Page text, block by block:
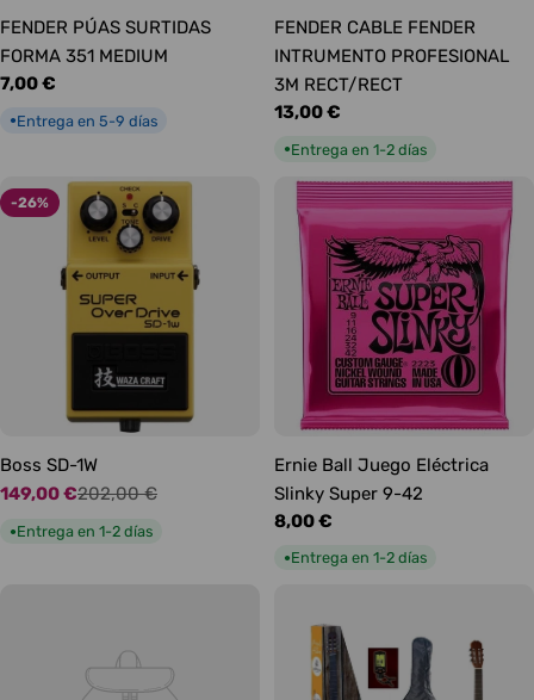
FENDER PÚAS SURTIDAS
FORMA 351 MEDIUM
Precio
7,00 €
●Entrega en 5-9 días
FENDER CABLE FENDER
INTRUMENTO PROFESIONAL
3M RECT/RECT
Precio
13,00 €
●Entrega en 1-2 días
-26%
Boss SD-1W
Precio
de
149,00 €
Precio
habitual
202,00 €
●Entrega en 1-2 días
Ernie Ball Juego Eléctrica
Slinky Super 9-42
Precio
habitual
8,00 €
●Entrega en 1-2 días